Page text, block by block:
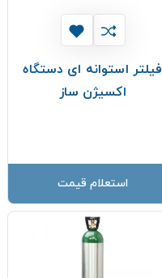
فیلتر استوانه ای دستگاه
اکسیژن ساز
استعلام قیمت